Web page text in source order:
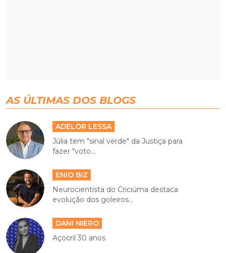
AS ÚLTIMAS DOS BLOGS
ADELOR LESSA
Júlia tem "sinal verde" da Justiça para
fazer "voto...
ENIO BIZ
Neurocientista do Criciúma destaca
evolução dos goleiros...
DANI NIERO
Açocril 30 anos